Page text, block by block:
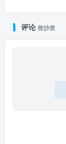
评论抢沙发